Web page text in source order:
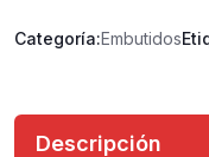
Categoría:Embutidos
Descripción